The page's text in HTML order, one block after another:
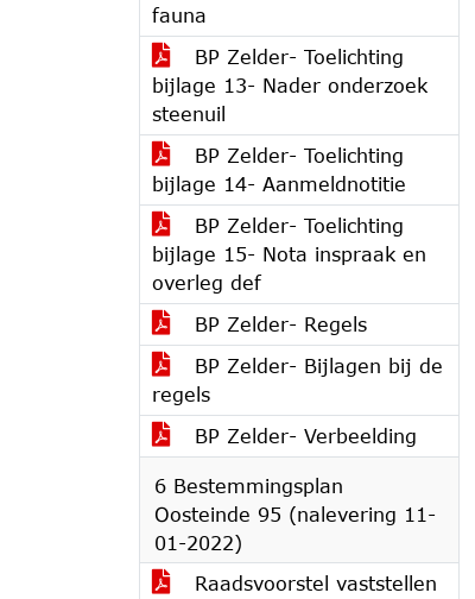
fauna
BP Zelder- Toelichting
bijlage 13- Nader onderzoek
steenuil
BP Zelder- Toelichting
bijlage 14- Aanmeldnotitie
BP Zelder- Toelichting
bijlage 15- Nota inspraak en
overleg def
BP Zelder- Regels
BP Zelder- Bijlagen bij de
regels
BP Zelder- Verbeelding
6 Bestemmingsplan
Oosteinde 95 (nalevering 11-
01-2022)
Raadsvoorstel vaststellen